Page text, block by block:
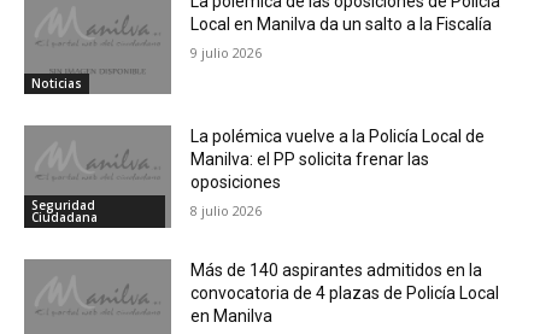
Noticias
Local en Manilva da un salto a la Fiscalía
9 julio 2026
Seguridad
Ciudadana
La polémica vuelve a la Policía Local de
Manilva: el PP solicita frenar las
oposiciones
8 julio 2026
Más de 140 aspirantes admitidos en la
convocatoria de 4 plazas de Policía Local
en Manilva